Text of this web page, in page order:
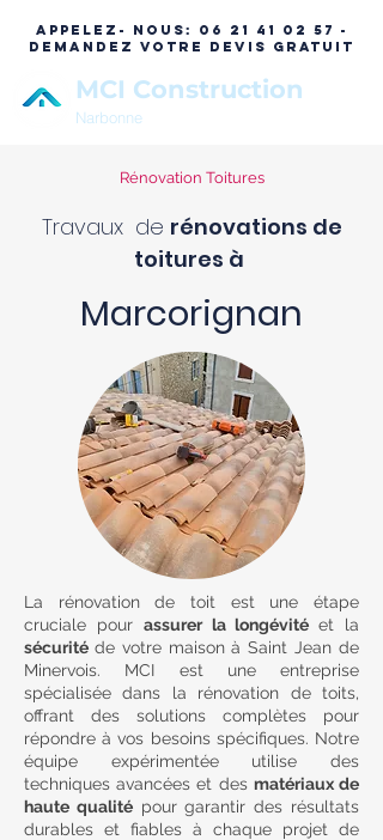
APPELEZ- NOUS:
06 21 41 02 57 -
DEMANDEZ VOTRE DEVIS GRATUIT
MCI Construction
Narbonne
Rénovation Toitures
Travaux de rénovations de
toitures à
Marcorignan
La rénovation de toit est une étape
cruciale pour assurer la longévitéet la
sécurité de votre maison à Saint Jean de
Minervois. MCI est une entreprise
spécialisée dans la rénovation de toits,
offrant des solutions complètes pour
répondre à vos besoins spécifiques. Notre
équipe expérimentée utilise des
techniques avancées et des matériaux de
haute qualitépour garantir des résultats
durables et fiables à chaque projet de